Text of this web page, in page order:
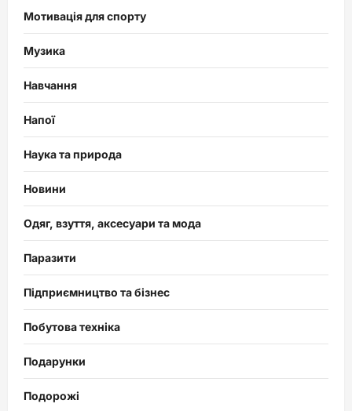
Мотивація для спорту
Музика
Навчання
Напої
Наука та природа
Новини
Одяг, взуття, аксесуари та мода
Паразити
Підприємництво та бізнес
Побутова техніка
Подарунки
Подорожі